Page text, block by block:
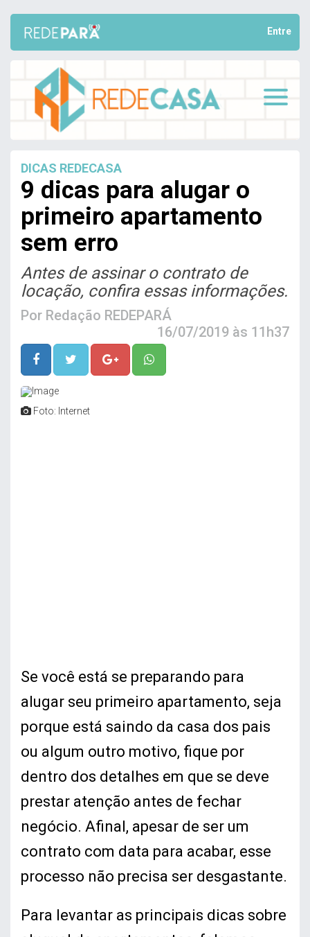
Entre
DICAS REDECASA
9 dicas para alugar o
primeiro apartamento
sem erro
Antes de assinar o contrato de
locação, confira essas informações.
Por Redação REDEPARÁ
16/07/2019 às 11h37
Foto: Internet
Se você está se preparando para
alugar seu primeiro apartamento, seja
porque está saindo da casa dos pais
ou algum outro motivo, fique por
dentro dos detalhes em que se deve
prestar atenção antes de fechar
negócio. Afinal, apesar de ser um
contrato com data para acabar, esse
processo não precisa ser desgastante.
Para levantar as principais dicas sobre